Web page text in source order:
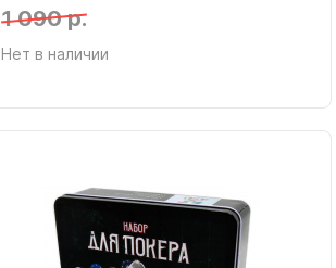
1 090 р.
Нет в наличии